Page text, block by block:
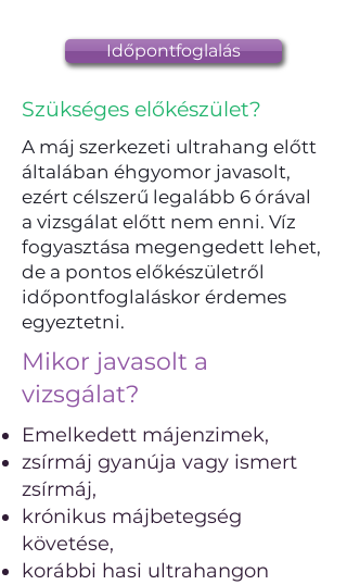
Időpontfoglalás
Szükséges előkészület?
A máj szerkezeti ultrahang előtt
általában éhgyomor javasolt,
ezért célszerű legalább 6 órával
a vizsgálat előtt nem enni. Víz
fogyasztása megengedett lehet,
de a pontos előkészületről
időpontfoglaláskor érdemes
egyeztetni.
Mikor javasolt a
vizsgálat?
Emelkedett májenzimek,
zsírmáj gyanúja vagy ismert
zsírmáj,
krónikus májbetegség
követése,
korábbi hasi ultrahangon